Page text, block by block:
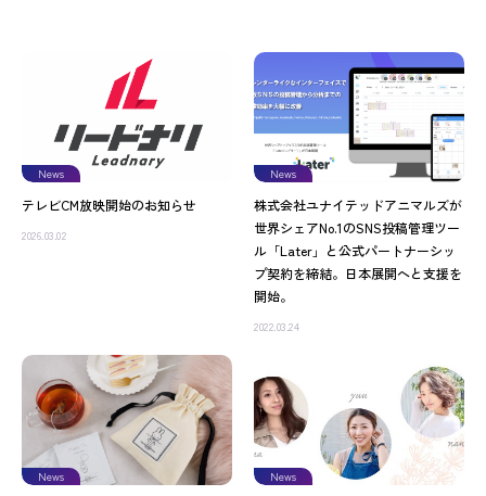
News
テレビCM放映開始のお知らせ
2026.03.02
News
株式会社ユナイテッドアニマルズが
世界シェアNo.1のSNS投稿管理ツー
ル「Later」と公式パートナーシッ
プ契約を締結。日本展開へと支援を
開始。
2022.03.24
News News